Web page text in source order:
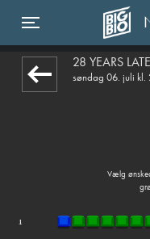
Toggle navigation
28 YEARS
søndag 06. juli kl.
Vælg